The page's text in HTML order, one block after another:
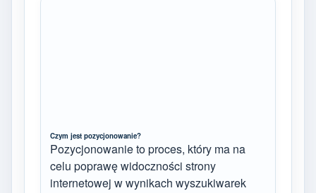
Czym jest pozycjonowanie?
Pozycjonowanie to proces, który ma na
celu poprawę widoczności strony
internetowej w wynikach wyszukiwarek